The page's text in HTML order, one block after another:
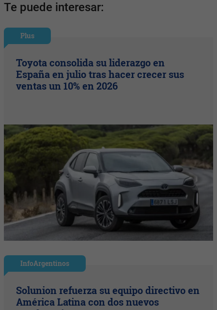
Te puede interesar:
Plus
Toyota consolida su liderazgo en
España en julio tras hacer crecer sus
ventas un 10% en 2026
InfoArgentinos
Solunion refuerza su equipo directivo en
América Latina con dos nuevos